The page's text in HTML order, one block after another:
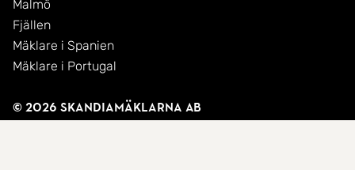
Malmö
Fjällen
Mäklare i Spanien
Mäklare i Portugal
© 2026 SkandiaMäklarna AB